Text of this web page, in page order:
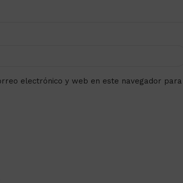
electrónico y web en este navegador